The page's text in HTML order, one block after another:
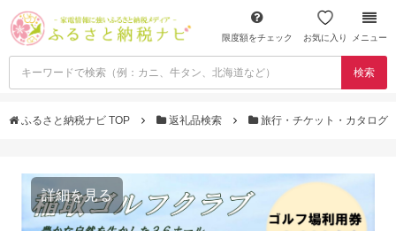
限度額をチェック お気に入り メニュー
検索
ふるさと納税ナビ TOP 返礼品検索 旅行・チケット・カタログ
詳細を見る